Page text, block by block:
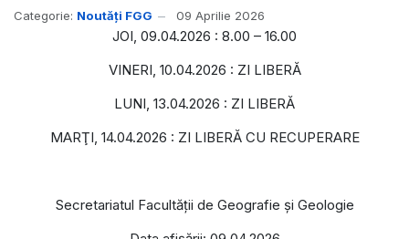
Categorie: Noutăți FGG 09 Aprilie 2026
JOI, 09.04.2026 : 8.00 – 16.00
VINERI, 10.04.2026 : ZI LIBERĂ
LUNI, 13.04.2026 : ZI LIBERĂ
MARŢI, 14.04.2026 : ZI LIBERĂ CU RECUPERARE
Secretariatul Facultăţii de Geografie şi Geologie